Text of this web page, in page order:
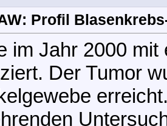
Profil
im Jahr 2000
Der Tumor